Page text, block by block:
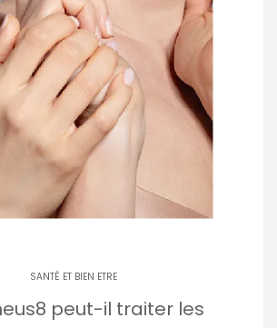
SANTÉ ET BIEN ETRE
peut-il traiter les